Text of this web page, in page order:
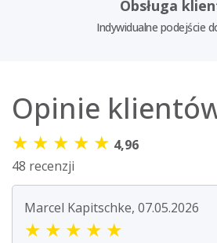
Obsługa
Indywidualne podejście
Opinie
★ ★ ★ ★ ★ 4,96
48 recenzji
Marcel Kapitschke, 07.05.2026
★ ★ ★ ★ ★